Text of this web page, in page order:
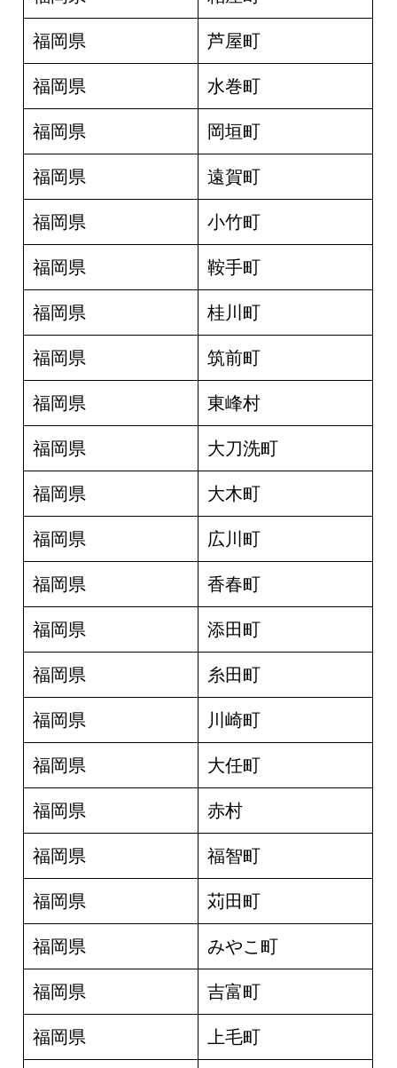
福岡県 芦屋町
福岡県 水巻町
福岡県 岡垣町
福岡県 遠賀町
福岡県 小竹町
福岡県 鞍手町
福岡県 桂川町
福岡県 筑前町
福岡県 東峰村
福岡県 大刀洗町
福岡県 大木町
福岡県 広川町
福岡県 香春町
福岡県 添田町
福岡県 糸田町
福岡県 川崎町
福岡県 大任町
福岡県 赤村
福岡県 福智町
福岡県 苅田町
福岡県 みやこ町
福岡県 吉富町
福岡県 上毛町